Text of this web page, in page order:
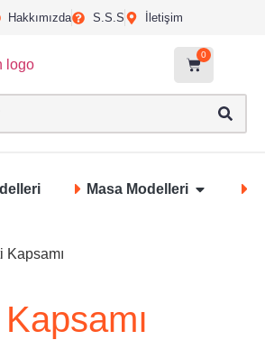
Hakkımızda S.S.S İletişim
0
Masa Modelleri
Kapsamı